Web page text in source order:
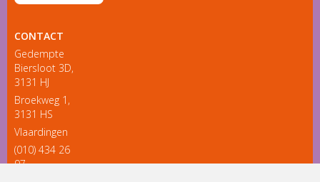
CONTACT
Gedempte
Biersloot 3D,
3131 HJ
Broekweg 1,
3131 HS
Vlaardingen
(010) 434 26
97